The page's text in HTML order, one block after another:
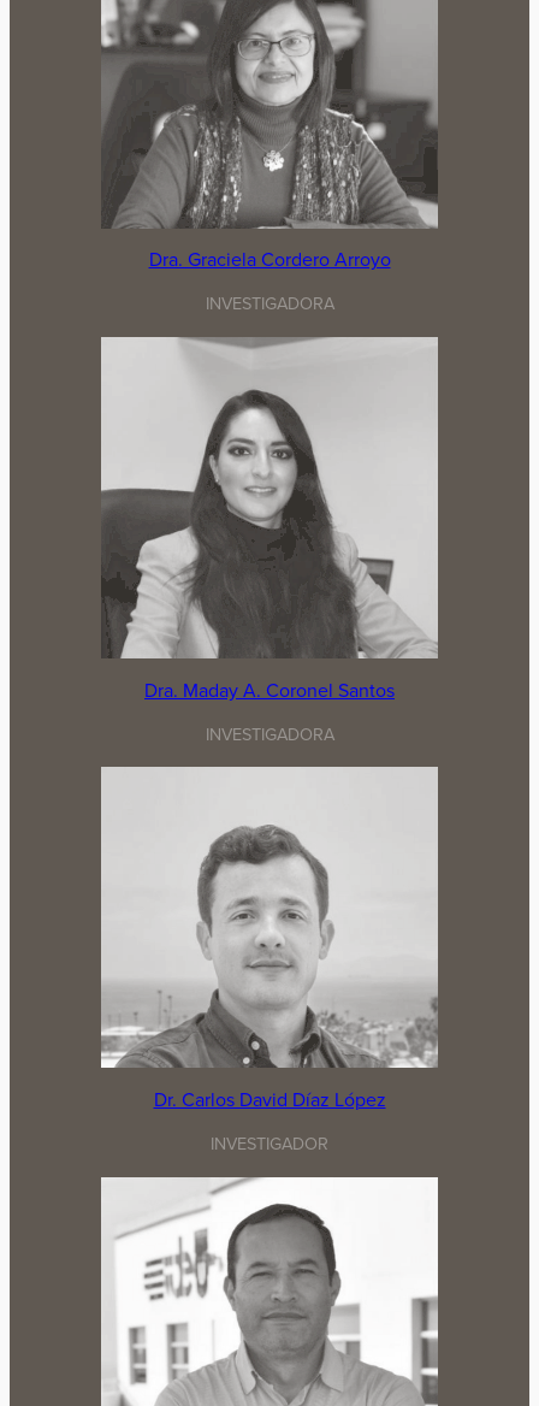
Dra. Graciela Cordero Arroyo
INVESTIGADORA
Dra. Maday A. Coronel Santos
INVESTIGADORA
Dr. Carlos David Díaz López
INVESTIGADOR